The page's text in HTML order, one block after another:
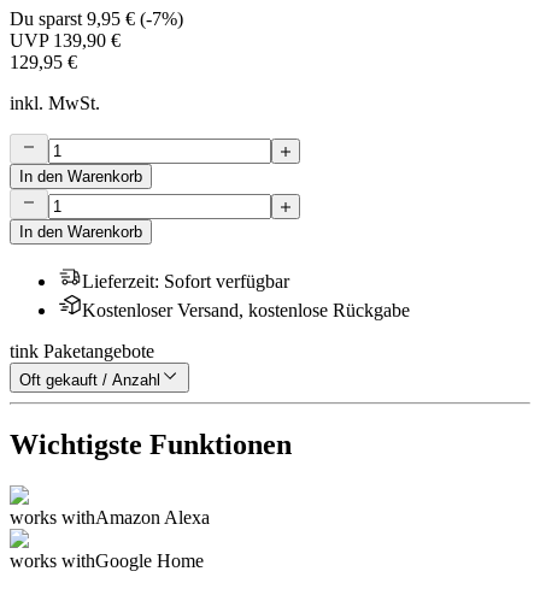
Du sparst 9,95 € (-7%)
UVP 139,90 €
129,95 €
inkl. MwSt.
In den Warenkorb
In den Warenkorb
Lieferzeit: Sofort verfügbar
Kostenloser Versand, kostenlose Rückgabe
tink Paketangebote
Oft gekauft / Anzahl
Wichtigste Funktionen
works withAmazon Alexa
works withGoogle Home